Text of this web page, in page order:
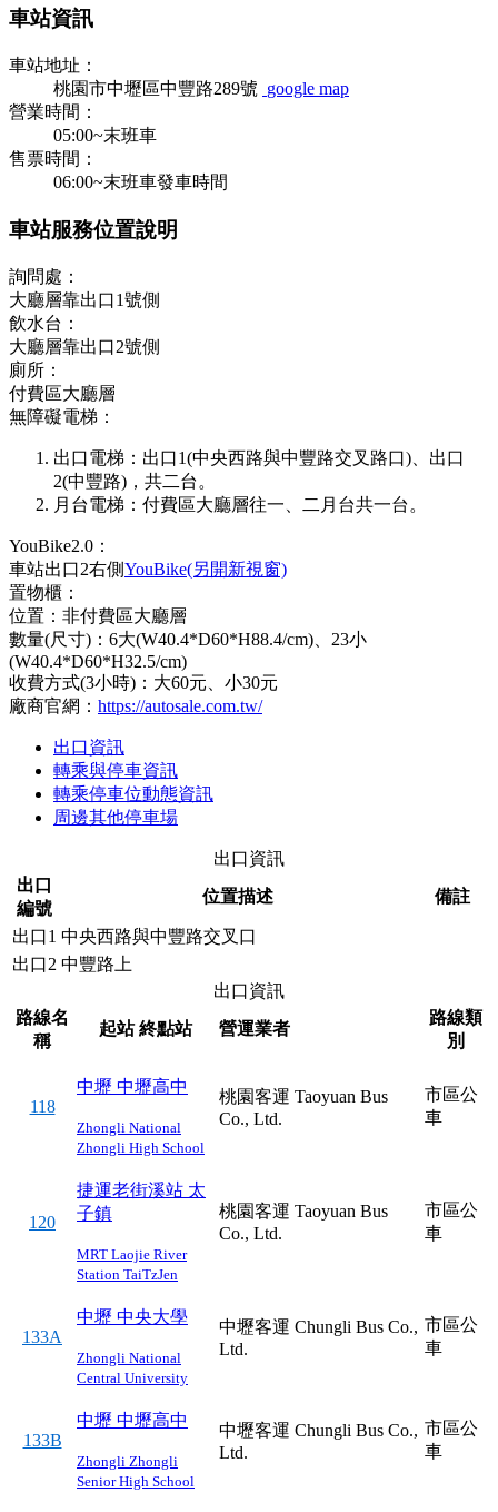
車站資訊
車站地址：
桃園市中壢區中豐路289號 google map
營業時間：
05:00~末班車
售票時間：
06:00~末班車發車時間
車站服務位置說明
詢問處：
大廳層靠出口1號側
飲水台：
大廳層靠出口2號側
廁所：
付費區大廳層
無障礙電梯：
出口電梯：出口1(中央西路與中豐路交叉路口)、出口
2(中豐路)，共二台。
月台電梯：付費區大廳層往一、二月台共一台。
YouBike2.0：
車站出口2右側YouBike(另開新視窗)
置物櫃：
位置：非付費區大廳層
數量(尺寸)：6大(W40.4*D60*H88.4/cm)、23小
(W40.4*D60*H32.5/cm)
收費方式(3小時)：大60元、小30元
廠商官網： https://autosale.com.tw/
出口資訊
轉乘與停車資訊
轉乘停車位動態資訊
周邊其他停車場
出口資訊
出口
編號
位置描述 備註
出口1 中央西路與中豐路交叉口
出口2 中豐路上
出口資訊
路線名
稱
起站終點站 營運業者
路線類
別
118
中壢 中壢高中
Zhongli National
Zhongli High School
桃園客運 Taoyuan Bus
Co., Ltd.
市區公
車
120
捷運老街溪站 太
子鎮
MRT Laojie River
Station TaiTzJen
桃園客運 Taoyuan Bus
Co., Ltd.
市區公
車
133A
中壢 中央大學
Zhongli National
Central University
中壢客運 Chungli Bus Co.,
Ltd.
市區公
車
133B
中壢 中壢高中
Zhongli Zhongli
Senior High School
中壢客運 Chungli Bus Co.,
Ltd.
市區公
車